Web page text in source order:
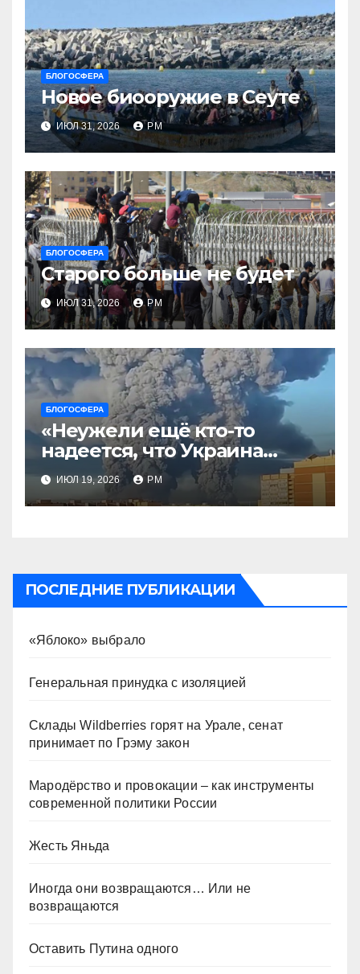
БЛОГОСФЕРА
Новое биооружие в Сеуте
ИЮЛ 31, 2026 РМ
БЛОГОСФЕРА
Старого больше не будет
ИЮЛ 31, 2026 РМ
БЛОГОСФЕРА
«Неужели ещё кто-то
надеется, что Украина
будет действовать
непоследовательно?»
ИЮЛ 19, 2026 РМ
ПОСЛЕДНИЕ ПУБЛИКАЦИИ
«Яблоко» выбрало
Генеральная принудка с изоляцией
Склады Wildberries горят на Урале, сенат
принимает по Грэму закон
Мародёрство и провокации – как инструменты
современной политики России
Жесть Яньда
Иногда они возвращаются… Или не
возвращаются
Оставить Путина одного